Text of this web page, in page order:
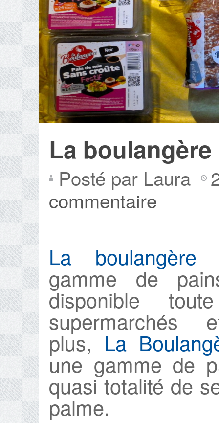
La boulangère
Posté par Laura
commentaire
La boulangère
gamme de
disponible
supermarchés
plus, La
une gamme de
quasi totalité de
palme.